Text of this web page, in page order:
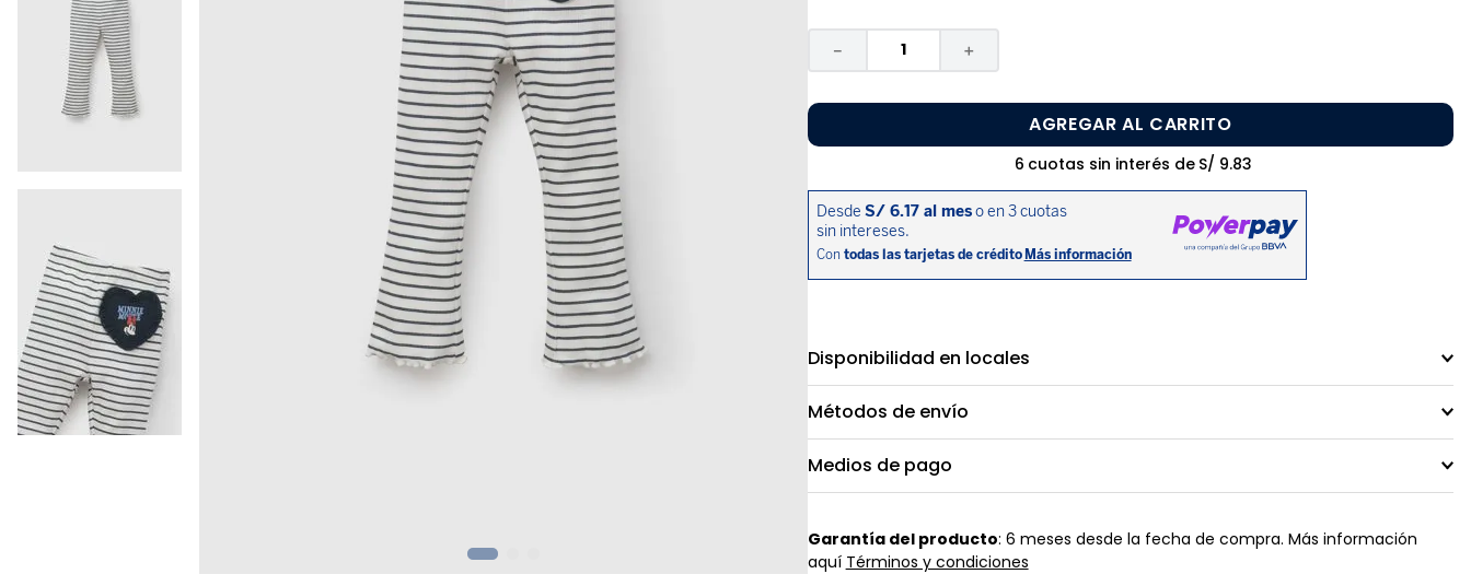
＋
－
AGREGAR AL CARRITO
6 cuotas sin interés de S/ 9.83
Disponibilidad en locales
Métodos de envío
Medios de pago
Garantía del producto: 6 meses desde la fecha de compra. Más información
aquí Términos y condiciones